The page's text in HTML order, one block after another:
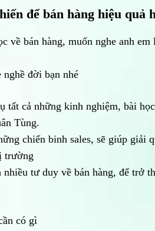
để bán hàng hiệu quả
về bán hàng, muốn nghe anh
nghề đời bạn nhé
tất cả những kinh nghiệm, bài
Tùng.
chiến binh sales, sẽ giúp giải
trường
tư duy về bán hàng, để trở
có gì